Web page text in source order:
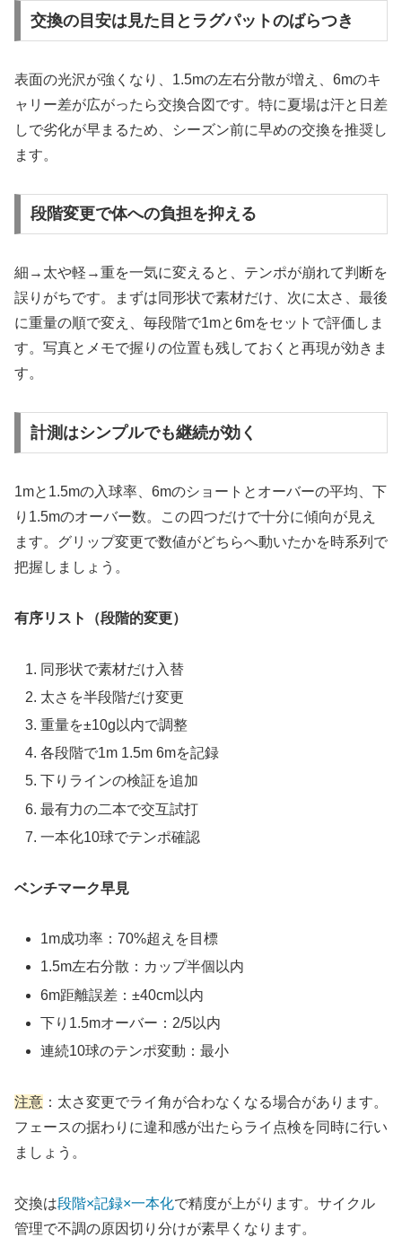
交換の目安は見た目とラグパットのばらつき
表面の光沢が強くなり、1.5mの左右分散が増え、6mのキ
ャリー差が広がったら交換合図です。特に夏場は汗と日差
しで劣化が早まるため、シーズン前に早めの交換を推奨し
ます。
段階変更で体への負担を抑える
細→太や軽→重を一気に変えると、テンポが崩れて判断を
誤りがちです。まずは同形状で素材だけ、次に太さ、最後
に重量の順で変え、毎段階で1mと6mをセットで評価しま
す。写真とメモで握りの位置も残しておくと再現が効きま
す。
計測はシンプルでも継続が効く
1mと1.5mの入球率、6mのショートとオーバーの平均、下
り1.5mのオーバー数。この四つだけで十分に傾向が見え
ます。グリップ変更で数値がどちらへ動いたかを時系列で
把握しましょう。
有序リスト（段階的変更）
同形状で素材だけ入替
太さを半段階だけ変更
重量を±10g以内で調整
各段階で1m 1.5m 6mを記録
下りラインの検証を追加
最有力の二本で交互試打
一本化10球でテンポ確認
ベンチマーク早見
1m成功率：70%超えを目標
1.5m左右分散：カップ半個以内
6m距離誤差：±40cm以内
下り1.5mオーバー：2/5以内
連続10球のテンポ変動：最小
注意 ：太さ変更でライ角が合わなくなる場合があります。
フェースの据わりに違和感が出たらライ点検を同時に行い
ましょう。
交換は段階×記録×一本化で精度が上がります。サイクル
管理で不調の原因切り分けが素早くなります。